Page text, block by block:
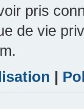
pris
de vie
|